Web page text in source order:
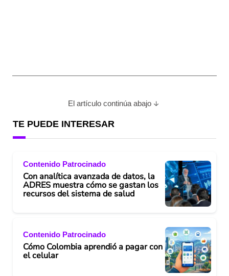
El artículo continúa abajo
TE PUEDE INTERESAR
Contenido Patrocinado
Con analítica avanzada de datos, la
ADRES muestra cómo se gastan los
recursos del sistema de salud
Contenido Patrocinado
Cómo Colombia aprendió a pagar con
el celular